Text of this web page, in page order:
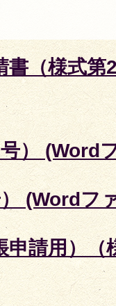
書（様式
） (Word
(Wordフ
申請用）